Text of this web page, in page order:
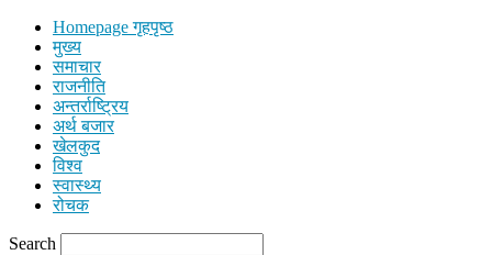
Homepage गृहपृष्ठ
मुख्य
समाचार
राजनीति
अन्तर्राष्ट्रिय
अर्थ बजार
खेलकुद
विश्व
स्वास्थ्य
रोचक
Search